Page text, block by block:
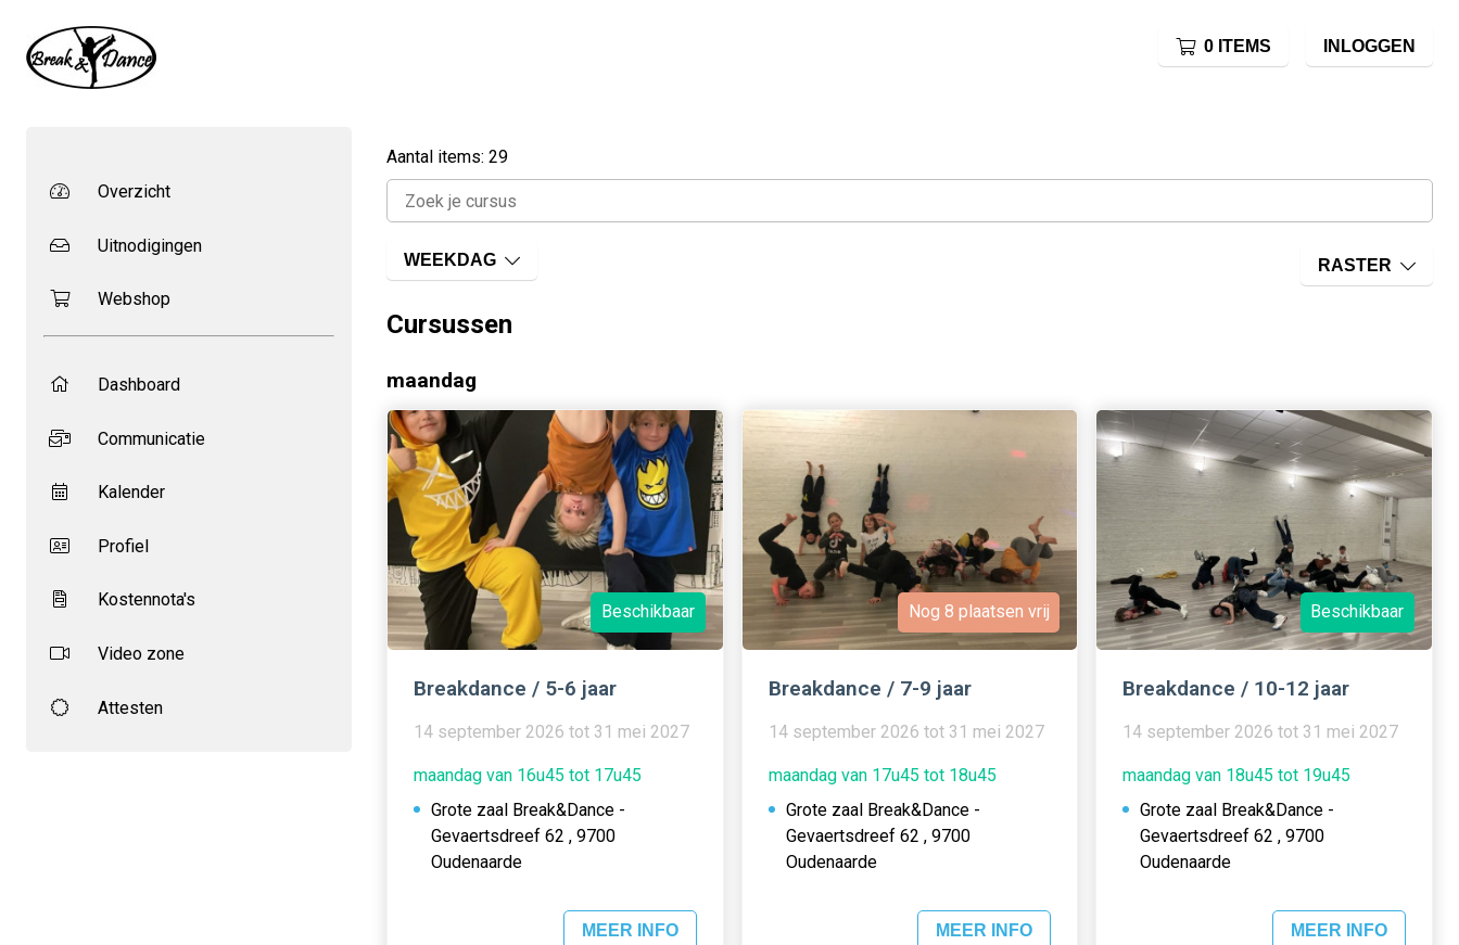
0 ITEMS INLOGGEN
Overzicht
Uitnodigingen
Webshop
Dashboard
Communicatie
Kalender
Profiel
Kostennota's
Video zone
Attesten
Aantal items: 29
WEEKDAG RASTER
Cursussen
maandag
Beschikbaar
Breakdance / 5-6 jaar
14 september 2026 tot 31 mei 2027
maandag van 16u45 tot 17u45
Grote zaal Break&Dance -
Gevaertsdreef 62 , 9700
Oudenaarde
MEER INFO
Nog 8 plaatsen vrij
Breakdance / 7-9 jaar
14 september 2026 tot 31 mei 2027
maandag van 17u45 tot 18u45
Grote zaal Break&Dance -
Gevaertsdreef 62 , 9700
Oudenaarde
MEER INFO
Beschikbaar
Breakdance / 10-12 jaar
14 september 2026 tot 31 mei 2027
maandag van 18u45 tot 19u45
Grote zaal Break&Dance -
Gevaertsdreef 62 , 9700
Oudenaarde
MEER INFO